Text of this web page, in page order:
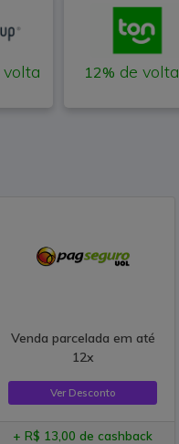
volta 12% de volta
Venda parcelada em até
12x
Ver Desconto
+ R$ 13,00 de cashback